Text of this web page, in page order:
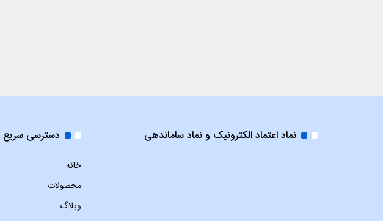
نماد اعتماد الکترونیک و نماد ساماندهی دسترسی سریع
خانه
محصولات
وبلاگ